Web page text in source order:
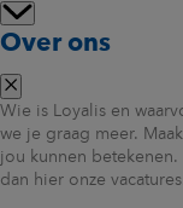
Over ons
Wie is Loyalis en
we je graag meer.
jou kunnen
dan hier onze